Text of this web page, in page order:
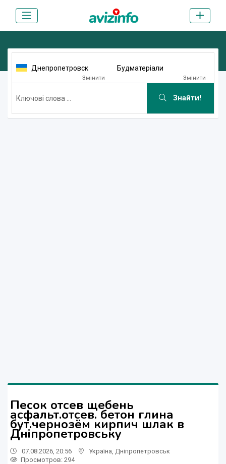
Днепропетровск
Змінити
Будматеріали
Змінити
Знайти!
Песок отсев щебень
асфальт.отсев. бетон глина
бут.чернозём кирпич шлак в
Дніпропетровську
07.08.2026, 20:56 Україна Дніпропетровськ
Просмотров: 294